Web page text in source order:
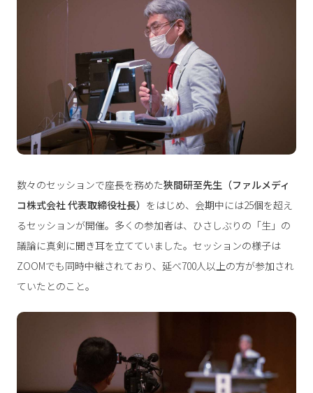
数々のセッションで座長を務めた狹間研至先生（ファルメディ
コ株式会社 代表取締役社長） をはじめ、会期中には25個を超え
るセッションが開催。多くの参加者は、ひさしぶりの「生」の
議論に真剣に聞き耳を立てていました。セッションの様子は
ZOOMでも同時中継されており、延べ700人以上の方が参加され
ていたとのこと。